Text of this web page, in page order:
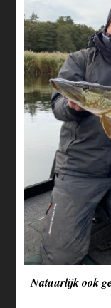
Natuurlijk ook